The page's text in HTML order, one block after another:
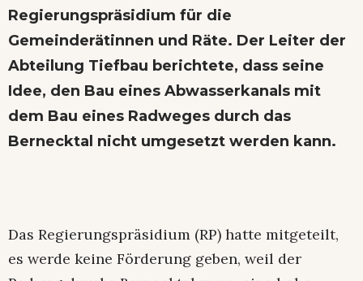
Regierungspräsidium für die
Gemeinderätinnen und Räte. Der Leiter der
Abteilung Tiefbau berichtete, dass seine
Idee, den Bau eines Abwasserkanals mit
dem Bau eines Radweges durch das
Bernecktal nicht umgesetzt werden kann.
Das Regierungspräsidium (RP) hatte mitgeteilt,
es werde keine Förderung geben, weil der